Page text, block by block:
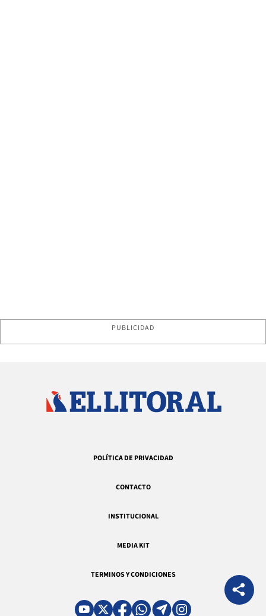
PUBLICIDAD
POLÍTICA DE PRIVACIDAD
CONTACTO
INSTITUCIONAL
MEDIA KIT
TERMINOS Y CONDICIONES